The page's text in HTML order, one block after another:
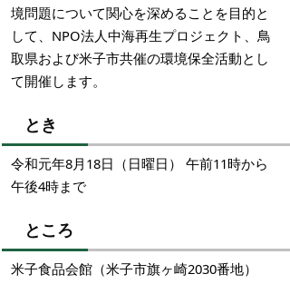
境問題について関心を深めることを目的と
して、NPO法人中海再生プロジェクト、鳥
取県および米子市共催の環境保全活動とし
て開催します。
とき
令和元年8月18日（日曜日） 午前11時から
午後4時まで
ところ
米子食品会館（米子市旗ヶ崎2030番地）